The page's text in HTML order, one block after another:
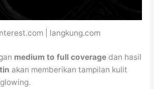
| langkung.com
medium to full coveragedan hasil
akan memberikan tampilan kulit